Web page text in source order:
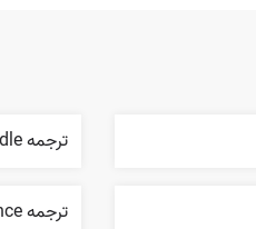
ترجمه schnoodle
ترجمه ordnance